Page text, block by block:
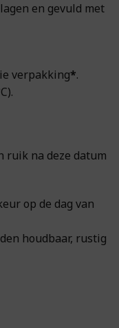
en gevuld met
verpakking*.
ruik na deze datum
op de dag van
houdbaar, rustig